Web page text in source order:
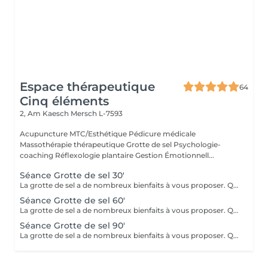
Espace thérapeutique
Cinq éléments
64
2, Am Kaesch Mersch L-7593
Acupuncture MTC/Esthétique Pédicure médicale
Massothérapie thérapeutique Grotte de sel Psychologie-
coaching Réflexologie plantaire Gestion Émotionnell...
Séance Grotte de sel 30'
La grotte de sel a de nombreux bienfaits à vous proposer. Que ce soit pour un moment de relaxation ou pour soulager des troubles respiratoires, lutter contre les toxines, diminuer l'anxiété, améliorer le sommeil ou l'état de fatigue, ou même bénéficier des bienfaits pour la beauté de la peau et sa reminéralisation ! Transats, plaids, coussins et infusions vous y attendront.
Séance Grotte de sel 60'
La grotte de sel a de nombreux bienfaits à vous proposer. Que ce soit pour un moment de relaxation ou pour soulager des troubles respiratoires, lutter contre les toxines, diminuer l'anxiété, améliorer le sommeil ou l'état de fatigue, ou même bénéficier des bienfaits pour la beauté de la peau et sa reminéralisation ! Transats, plaids, coussins et infusions vous y attendront.
Séance Grotte de sel 90'
La grotte de sel a de nombreux bienfaits à vous proposer. Que ce soit pour un moment de relaxation ou pour soulager des troubles respiratoires, lutter contre les toxines, diminuer l'anxiété, améliorer le sommeil ou l'état de fatigue, ou même bénéficier des bienfaits pour la beauté de la peau et sa reminéralisation ! Transats, plaids, coussins et infusions vous y attendront.